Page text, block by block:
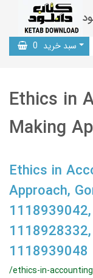
سبد خرید 0
Ethics in
Making
Ethics in
Approach,
1118939048
/ethics-in-